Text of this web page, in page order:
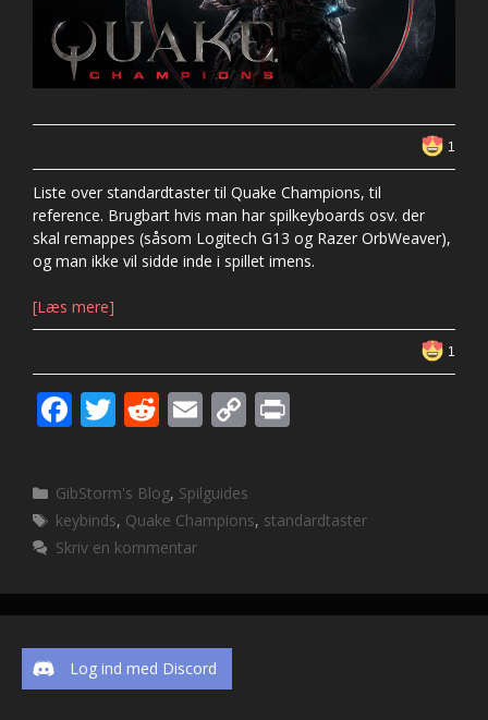
1
Liste over standardtaster til Quake Champions, til
reference. Brugbart hvis man har spilkeyboards osv. der
skal remappes (såsom Logitech G13 og Razer OrbWeaver),
og man ikke vil sidde inde i spillet imens.
[Læs mere]
1
F
e
b
o
o
k
T
itt
er
R
d
di
t
E
ai
l
C
y
n
k
Kategorier
GibStorm's Blog, Spilguides
Tags
keybinds, Quake Champions, standardtaster
Skriv en kommentar
Log ind med Discord